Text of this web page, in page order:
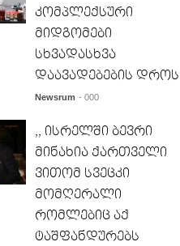
კომპლექსური
მიდგომები
სხვადასხვა
დაავადებების დროს
Newsrum - 000
,, ისრელში ბევრი
მინახია ქართველი
ვითომ სვეცკი
მომღერალი
რომლებიც აქ
ტაშფანდურებს